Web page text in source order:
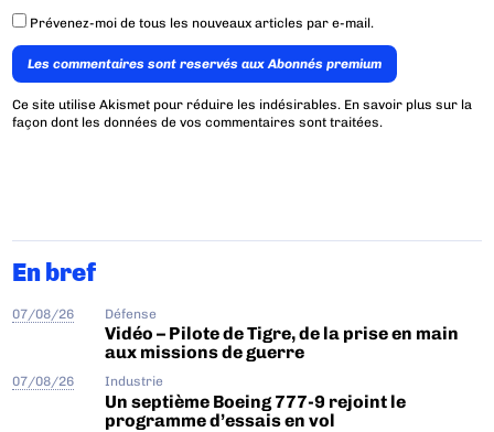
Prévenez-moi de tous les nouveaux articles par e-mail.
Les commentaires sont reservés aux Abonnés premium
Ce site utilise Akismet pour réduire les indésirables. En savoir plus sur la
façon dont les données de vos commentaires sont traitées.
En bref
07/08/26 Défense
Vidéo – Pilote de Tigre, de la prise en main
aux missions de guerre
07/08/26 Industrie
Un septième Boeing 777-9 rejoint le
programme d’essais en vol